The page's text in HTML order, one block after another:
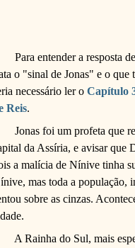
Para entender a resposta
o "sinal de Jonas" e o que
necessário ler o Capítulo
Reis.
Jonas foi um profeta que
da Assíria, e avisar que
a malícia de Nínive tinha
mas toda a população,
sobre as cinzas.
A Rainha do Sul, mais